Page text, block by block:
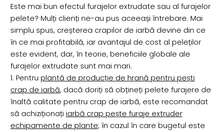
Este mai bun efectul furajelor extrudate sau al furajelor
pelete? Mulți clienți ne-au pus aceeași întrebare. Mai
simplu spus, creșterea crapilor de iarbă devine din ce
în ce mai profitabilă, iar avantajul de cost al peleților
este evident, dar, în teorie, beneficiile globale ale
furajelor extrudate sunt mai mari.
1. Pentru plantă de producție de hrană pentru pești
crap de iarbă, dacă doriți să obțineți pelete furajere de
înaltă calitate pentru crap de iarbă, este recomandat
să achiziționați iarbă crap pește furaje extruder
echipamente de plante; în cazul în care bugetul este